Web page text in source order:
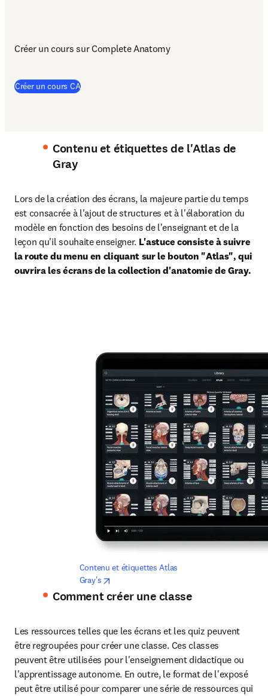
Créer un cours sur Complete Anatomy
Créer un cours CA(
Contenu et étiquettes de l'Atlas de
Gray
Lors de la création des écrans, la majeure partie du temps
est consacrée à l'ajout de structures et à l'élaboration du
modèle en fonction des besoins de l'enseignant et de la
leçon qu'il souhaite enseigner. L'astuce consiste à suivre
la route du menu en cliquant sur le bouton "Atlas", qui
ouvrira les écrans de la collection d'anatomie de Gray.
Contenu et étiquettes Atlas
Gray's
Comment créer une classe
Les ressources telles que les écrans et les quiz peuvent
être regroupées pour créer une classe. Ces classes
peuvent être utilisées pour l'enseignement didactique ou
l'apprentissage autonome. En outre, le format de l'exposé
peut être utilisé pour comparer une série de ressources qui